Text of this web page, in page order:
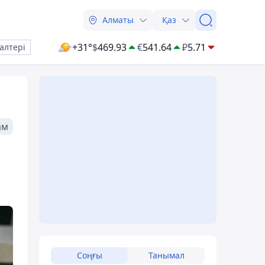
Алматы Қаз
+31°$469.93 €541.64 ₽5.71
Соңғы Танымал